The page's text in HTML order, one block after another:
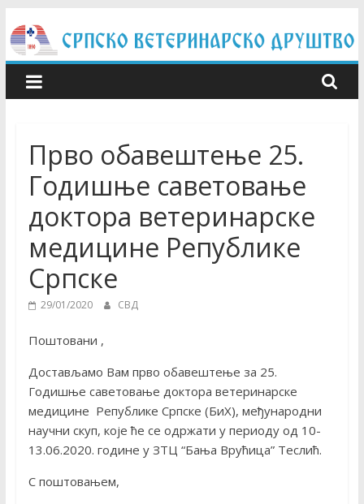
to
content
Прво обавештење 25.
Годишње саветовање
доктора ветеринарске
медицине Републике
Српске
29/01/2020 СВД
Поштовани ,
Достављамо Вам прво обавештење за 25.
Годишње саветовање доктора ветеринарске
медицине Републике Српске (БиХ), међународни
научни скуп, које ће се одржати у периоду од 10-
13.06.2020. године у ЗТЦ “Бања Врућица” Теслић.
С поштовањем,